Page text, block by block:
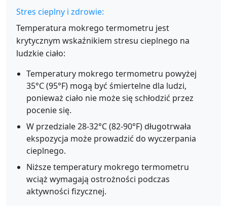
Stres cieplny i zdrowie:
Temperatura mokrego termometru jest
krytycznym wskaźnikiem stresu cieplnego na
ludzkie ciało:
Temperatury mokrego termometru powyżej
35°C (95°F) mogą być śmiertelne dla ludzi,
ponieważ ciało nie może się schłodzić przez
pocenie się.
W przedziale 28-32°C (82-90°F) długotrwała
ekspozycja może prowadzić do wyczerpania
cieplnego.
Niższe temperatury mokrego termometru
wciąż wymagają ostrożności podczas
aktywności fizycznej.